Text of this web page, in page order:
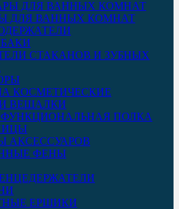
ДЛЯ ВАННЫХ КОМНАТ
СТАКАНОВ И ЗУБНЫХ
КОСМЕТИЧЕСКИЕ
ВЕШАЛКИ
ПОЛКА
АКСЕССУАРОВ
ФЕНЫ
ЕРШИКИ